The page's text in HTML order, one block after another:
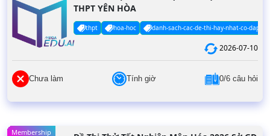
THPT YÊN HÒA
thpt hoa-hoc danh-sach-cac-de-thi-hay-nhat-co-dap-an
2026-07-10
Chưa làm Tính giờ 0/6 câu hỏi
Membership